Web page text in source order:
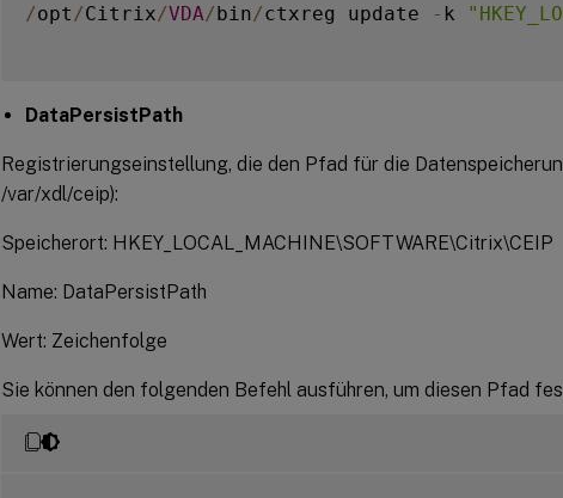
/opt /Citrix/VDA/bin/ctxreg update - k
DataPersistPath
Registrierungseinstellung, die den Pfad für die
/var/xdl/ceip):
Speicherort: HKEY_LOCAL_MACHINE\SOFTWARE\Citrix\CEIP
Name: DataPersistPath
Wert: Zeichenfolge
Sie können den folgenden Befehl ausführen, um diesen Pfad